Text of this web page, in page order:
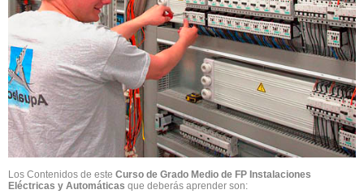
Los Contenidos de este Curso de Grado Medio de FP Instalaciones
Eléctricas y Automáticas que deberás aprender son: